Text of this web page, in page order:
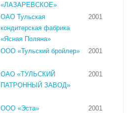
«ЛАЗАРЕВСКОЕ»
ОАО Тульская
кондитерская фабрика
«Ясная Поляна»
2001
ООО «Тульский бройлер» 2001
ОАО «ТУЛЬСКИЙ
ПАТРОННЫЙ ЗАВОД»
2001
ООО «Эста» 2001